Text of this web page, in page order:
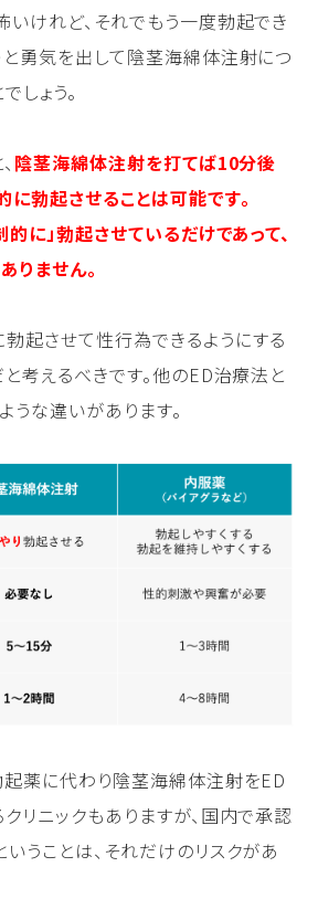
けれど、それでもう一度勃起でき
勇気を出して陰茎海綿体注射につ
しょう。
陰茎海綿体注射を打てば10分後
勃起させることは可能です。
的に」勃起させているだけであって、
りません。
起させて性行為できるようにする
考えるべきです。他のED治療法と
うな違いがあります。
起薬に代わり陰茎海綿体注射をED
リニックもありますが、国内で承認
うことは、それだけのリスクがあ